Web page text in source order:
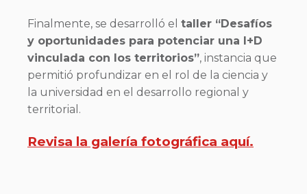
Finalmente, se desarrolló el taller “Desafíos
y oportunidades para potenciar una I+D
vinculada con los territorios”, instancia que
permitió profundizar en el rol de la ciencia y
la universidad en el desarrollo regional y
territorial.
Revisa la galería fotográfica aquí.